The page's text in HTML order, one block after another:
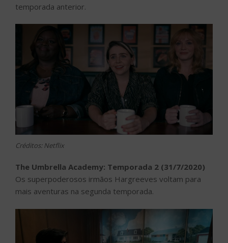
temporada anterior.
Créditos: Netflix
The Umbrella Academy: Temporada 2 (31/7/2020)
Os superpoderosos irmãos Hargreeves voltam para
mais aventuras na segunda temporada.